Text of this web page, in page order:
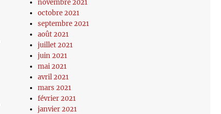
novembre 2021
octobre 2021
septembre 2021
août 2021
juillet 2021
juin 2021
mai 2021
avril 2021
mars 2021
février 2021
janvier 2021